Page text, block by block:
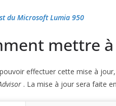
du Microsoft Lumia 950
mettre
effectuer cette mise à
. La mise à jour sera faite